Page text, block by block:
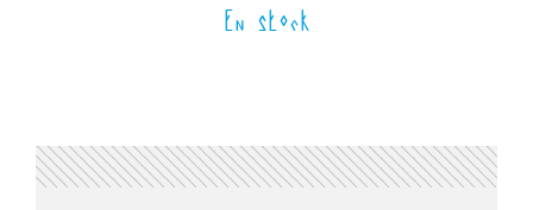
En stock